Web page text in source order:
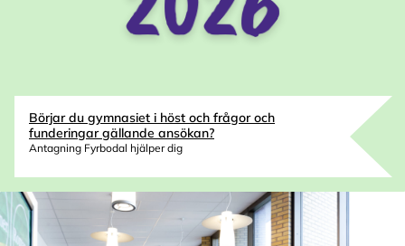
Börjar du gymnasiet i höst och frågor och
funderingar gällande ansökan?
Antagning Fyrbodal hjälper dig